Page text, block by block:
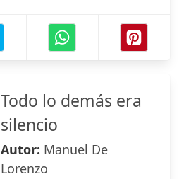
Todo lo demás era
silencio
Autor: Manuel De
Lorenzo